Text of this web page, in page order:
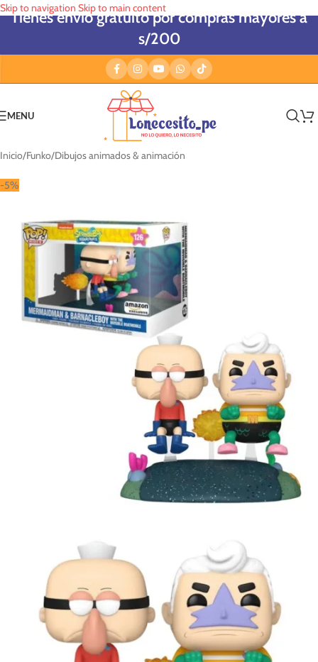
Skip to navigation Skip to main content
Tienes envío gratuito por compras mayores a
s/200
MENU
Inicio/Funko/Dibujos animados & animación
-5%